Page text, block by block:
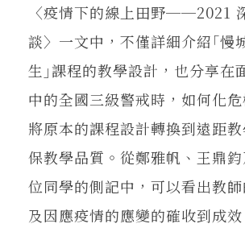
〈疫情下的線上田野──2021
談〉一文中，不僅詳細介紹｢慢
生｣課程的教學設計，也分享在
中的全國三級警戒時，如何化危
將原本的課程設計轉換到遠距
保教學品質。從鄭雅帆、王鼎
位同學的側記中，可以看出教
及因應疫情的應變的確收到成